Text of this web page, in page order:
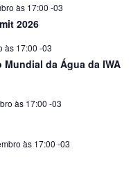
às 17:00 -03
2026
às 17:00 -03
da Água da IWA
às 17:00 -03
às 17:00 -03